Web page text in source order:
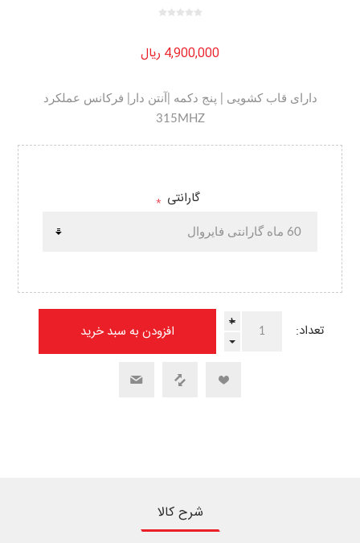
4,900,000 ریال
دارای قاب کشویی | پنج دکمه |آنتن دار| فرکانس عملکرد
315MHZ
گارانتی *
تعداد:
+
-
شرح کالا